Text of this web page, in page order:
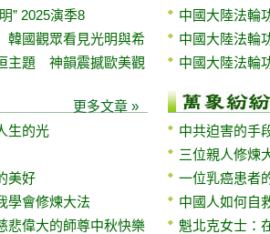
” 2025演季8
國觀眾看見光明與希
主題 神韻震撼歐美觀
更多文章 »
生的光
美好
學會修煉大法
悲偉大的師尊中秋快樂
中國大陸法輪
中國大陸法輪
中國大陸法輪
中共迫害的手
三位親人修煉
一位乳癌患者
中國人如何自
魁北克女士：